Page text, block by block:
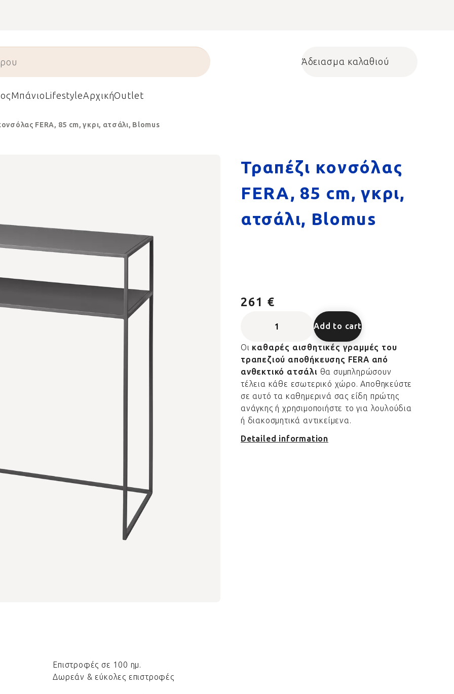
Shopping cart
Άδειασμα καλαθιού
ΜπάνιοLifestyleΑρχικήOutlet
FERA, 85 cm, γκρι, ατσάλι, Blomus
Τραπέζι κονσόλας
FERA, 85 cm, γκρι,
ατσάλι, Blomus
261 €
Add to cart
Οι καθαρές αισθητικές γραμμές του
τραπεζιού αποθήκευσης FERA από
ανθεκτικό ατσάλι θα συμπληρώσουν
τέλεια κάθε εσωτερικό χώρο. Αποθηκεύστε
σε αυτό τα καθημερινά σας είδη πρώτης
ανάγκης ή χρησιμοποιήστε το για λουλούδια
ή διακοσμητικά αντικείμενα.
Detailed information
Επιστροφές σε 100 ημ.
Δωρεάν & εύκολες επιστροφές